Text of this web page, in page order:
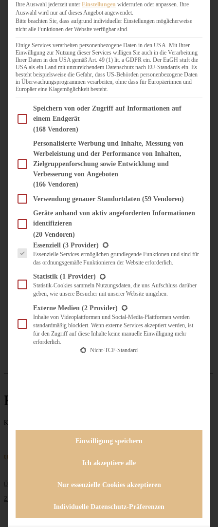
FIX AUF DEM TISCH
FLEISCH & FISCH
GRILLEN / BARBECUE
HERZHAFTES BACKEN
ONE-POT-GERICHTE
PASTA & NUDELGERICHTE
PIZZA, TARTES & QUICHES
REIS & RISOTTO
SALATE & SNACKS
VEGAN HERZHAFT
SÜSS & HERZHAFT
BROTAUFSTRICH
BRUNCH & FRÜHSTÜCK
KINDER-LIEBLINGSESSEN
KÜCHENGESCHENKE
UNTERWEGS
REISETIPPS
KULINARISCH UNTERWEGS
ÜBER MICH
ZUSAMMENARBEIT
Kuchen mit Gemüse
Keine Beiträge gefunden
Unternehmen
ÜBER MICH
ZUSAMMENARBEIT
Ihre Auswahl jederzeit unter Einstellungen widerrufen oder anpassen. Ihre
Auswahl wird nur auf dieses Angebot angewendet.
Bitte beachten Sie, dass aufgrund individueller Einstellungen möglicherweise
nicht alle Funktionen der Website verfügbar sind.
Einige Services verarbeiten personenbezogene Daten in den USA. Mit Ihrer
Einwilligung zur Nutzung dieser Services willigen Sie auch in die Verarbeitung
Ihrer Daten in den USA gemäß Art. 49 (1) lit. a GDPR ein. Der EuGH stuft die
USA als ein Land mit unzureichendem Datenschutz nach EU-Standards ein. Es
besteht beispielsweise die Gefahr, dass US-Behörden personenbezogene Daten
in Überwachungsprogrammen verarbeiten, ohne dass für Europäerinnen und
Europäer eine Klagemöglichkeit besteht.
Im Folgenden finden Sie eine Liste der Zwecke des IAB Transparency and Consent
Speichern von oder Zugriff auf Informationen auf
einem Endgerät
(168 Vendoren)
Personalisierte Werbung und Inhalte, Messung von
Werbeleistung und der Performance von Inhalten,
Zielgruppenforschung sowie Entwicklung und
Verbesserung von Angeboten
(166 Vendoren)
Verwendung genauer Standortdaten (59 Vendoren)
Geräte anhand von aktiv angeforderten Informationen
identifizieren
(20 Vendoren)
Es folgt eine Liste der Service-Gruppen, für die eine Einwilligung erteilt werden
Essenziell (3 Provider)
Essenzielle Services ermöglichen grundlegende Funktionen und sind für
das ordnungsgemäße Funktionieren der Website erforderlich.
Statistik (1 Provider)
Statistik-Cookies sammeln Nutzungsdaten, die uns Aufschluss darüber
geben, wie unsere Besucher mit unserer Website umgehen.
Externe Medien (2 Provider)
Inhalte von Videoplattformen und Social-Media-Plattformen werden
standardmäßig blockiert. Wenn externe Services akzeptiert werden, ist
für den Zugriff auf diese Inhalte keine manuelle Einwilligung mehr
erforderlich.
Nicht-TCF-Standard
Einwilligung speichern
Ich akzeptiere alle
Nur essenzielle Cookies akzeptieren
Individuelle Datenschutz-Präferenzen